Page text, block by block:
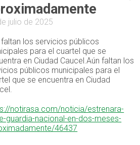
julio de 2025
faltan los servicios públicos
para el cuartel que se
en Ciudad Caucel.Aún faltan los
públicos municipales para el
que se encuentra en Ciudad
notirasa.com/noticia/estrenara-
guardia-nacional-en-dos-meses-
46437